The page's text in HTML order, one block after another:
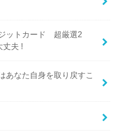
ットカード 超厳選2
夫 !
あなた自身を取り戻すこ